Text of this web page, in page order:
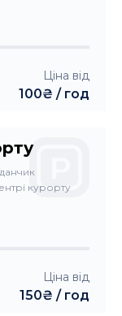
Ціна від
100₴ / год
курорту
Ціна від
150₴ / год